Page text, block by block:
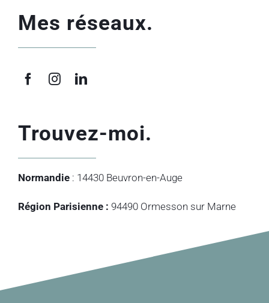
Mes réseaux.
Trouvez-moi.
Normandie : 14430 Beuvron-en-Auge
Région Parisienne : 94490 Ormesson sur Marne